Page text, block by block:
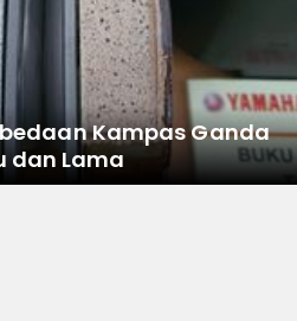
Kampas Ganda
dan Lama